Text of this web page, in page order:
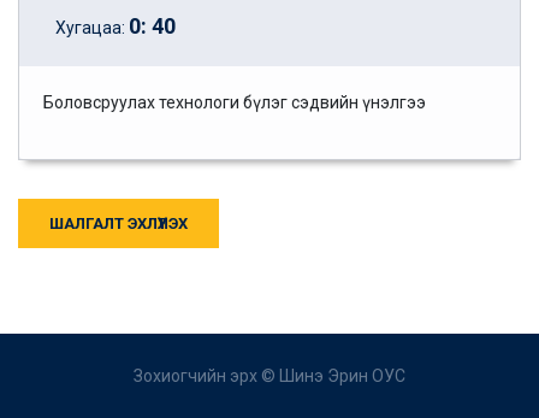
Хугацаа: 0: 40
Боловсруулах технологи бүлэг сэдвийн үнэлгээ
ШАЛГАЛТ ЭХЛҮҮЛЭХ
Зохиогчийн эрх © Шинэ Эрин ОУС